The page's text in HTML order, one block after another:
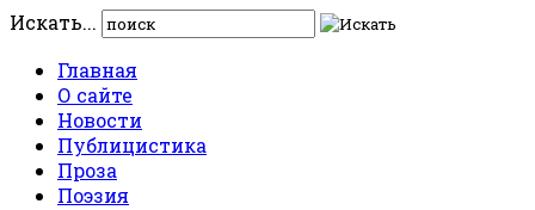
Искать...
Главная
О сайте
Новости
Публицистика
Проза
Поэзия